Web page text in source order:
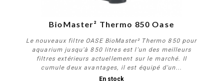
BioMaster² Thermo 850 Oase
Le nouveaux filtre OASE BioMaster² Thermo 850 pour
aquarium jusqu'à 850 litres est l'un des meilleurs
filtres extérieurs actuellement sur le marché. Il
cumule deux avantages, il est équipé d'un...
En stock